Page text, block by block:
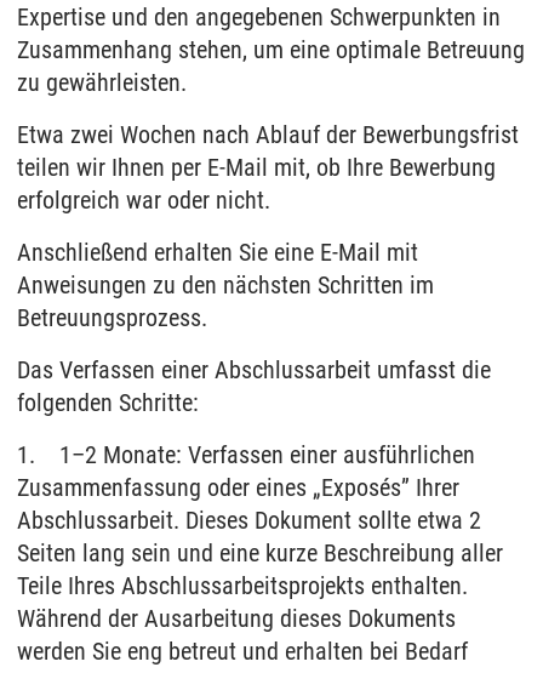
Expertise und den angegebenen Schwerpunkten in
Zusammenhang stehen, um eine optimale Betreuung
zu gewährleisten.
Etwa zwei Wochen nach Ablauf der Bewerbungsfrist
teilen wir Ihnen per E-Mail mit, ob Ihre Bewerbung
erfolgreich war oder nicht.
Anschließend erhalten Sie eine E-Mail mit
Anweisungen zu den nächsten Schritten im
Betreuungsprozess.
Das Verfassen einer Abschlussarbeit umfasst die
folgenden Schritte:
1. 1–2 Monate: Verfassen einer ausführlichen
Zusammenfassung oder eines „Exposés” Ihrer
Abschlussarbeit. Dieses Dokument sollte etwa 2
Seiten lang sein und eine kurze Beschreibung aller
Teile Ihres Abschlussarbeitsprojekts enthalten.
Während der Ausarbeitung dieses Dokuments
werden Sie eng betreut und erhalten bei Bedarf